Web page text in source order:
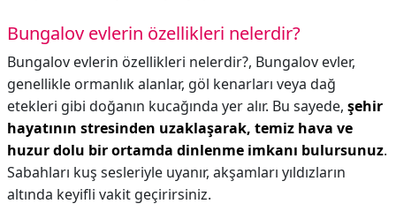
Bungalov evlerin özellikleri nelerdir?
Bungalov evlerin özellikleri nelerdir?, Bungalov evler,
genellikle ormanlık alanlar, göl kenarları veya dağ
etekleri gibi doğanın kucağında yer alır. Bu sayede, şehir
hayatının stresinden uzaklaşarak, temiz hava ve
huzur dolu bir ortamda dinlenme imkanı bulursunuz.
Sabahları kuş sesleriyle uyanır, akşamları yıldızların
altında keyifli vakit geçirirsiniz.